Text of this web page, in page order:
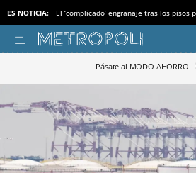
ES NOTICIA: El ‘complicado’ engranaje tras los pisos
Pásate al MODO AHORRO